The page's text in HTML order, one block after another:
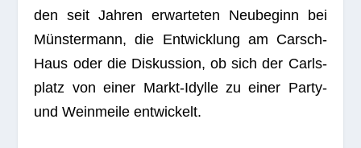
den seit Jah­ren erwar­te­ten Neu­be­ginn bei
Müns­ter­mann, die Ent­wick­lung am Carsch-
Haus oder die Dis­kus­sion, ob sich der Carls­
platz von einer Markt-Idylle zu einer Party-
und Wein­meile entwickelt.